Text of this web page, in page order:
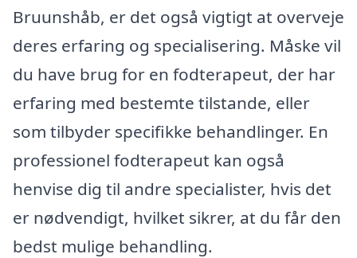
Bruunshåb, er det også vigtigt at overveje
deres erfaring og specialisering. Måske vil
du have brug for en fodterapeut, der har
erfaring med bestemte tilstande, eller
som tilbyder specifikke behandlinger. En
professionel fodterapeut kan også
henvise dig til andre specialister, hvis det
er nødvendigt, hvilket sikrer, at du får den
bedst mulige behandling.